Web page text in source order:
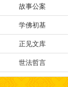
故事公案
学佛初基
正见文库
世法哲言